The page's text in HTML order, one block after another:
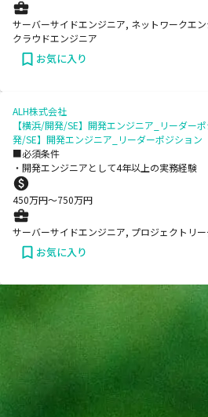
サーバーサイドエンジニア, ネットワークエ
クラウドエンジニア
お気に入り
ALH株式会社
【横浜/開発/SE】開発エンジニア_リーダー
発/SE】開発エンジニア_リーダーポジション
■必須条件
・開発エンジニアとして4年以上の実務経験
450万円〜750万円
サーバーサイドエンジニア, プロジェクトリ
お気に入り